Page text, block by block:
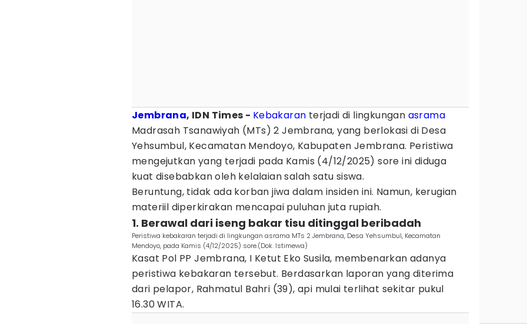
Jembrana, IDN Times - Kebakaran terjadi di lingkungan asrama
Madrasah Tsanawiyah (MTs) 2 Jembrana, yang berlokasi di Desa
Yehsumbul, Kecamatan Mendoyo, Kabupaten Jembrana. Peristiwa
mengejutkan yang terjadi pada Kamis (4/12/2025) sore ini diduga
kuat disebabkan oleh kelalaian salah satu siswa.
Beruntung, tidak ada korban jiwa dalam insiden ini. Namun, kerugian
materiil diperkirakan mencapai puluhan juta rupiah.
1. Berawal dari iseng bakar tisu ditinggal beribadah
Peristiwa kebakaran terjadi di lingkungan asrama MTs 2 Jembrana, Desa Yehsumbul, Kecamatan
Mendoyo, pada Kamis (4/12/2025) sore.(Dok. Istimewa)
Kasat Pol PP Jembrana, I Ketut Eko Susila, membenarkan adanya
peristiwa kebakaran tersebut. Berdasarkan laporan yang diterima
dari pelapor, Rahmatul Bahri (39), api mulai terlihat sekitar pukul
16.30 WITA.